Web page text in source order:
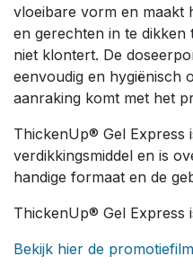
vloeibare vorm en maakt
en gerechten in te dikken
niet klontert. De
eenvoudig en hygiënisch
aanraking komt met het
ThickenUp® Gel Express
verdikkingsmiddel en is
handige formaat en de
ThickenUp® Gel Express
Bekijk hier de